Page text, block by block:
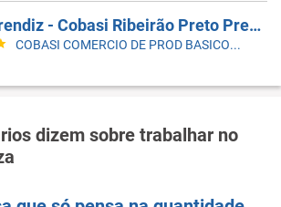
Aprendiz - Cobasi Ribeirão Preto Pres Vargas
COBASI COMERCIO DE PROD BASICOS E INDUSTRIALIZADOS LTDA
dizem sobre trabalhar no